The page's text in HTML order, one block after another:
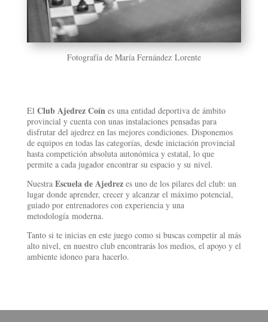
Fotografía de María Fernández Lorente
El Club Ajedrez Coínes una entidad deportiva de ámbito
provincial y cuenta con unas instalaciones pensadas para
disfrutar del ajedrez en las mejores condiciones. Disponemos
de equipos en todas las categorías, desde iniciación provincial
hasta competición absoluta autonómica y estatal, lo que
permite a cada jugador encontrar su espacio y su nivel.
Nuestra Escuela de Ajedrezes uno de los pilares del club: un
lugar donde aprender, crecer y alcanzar el máximo potencial,
guiado por entrenadores con experiencia y una
metodología moderna.
Tanto si te inicias en este juego como si buscas competir al más
alto nivel, en nuestro club encontrarás los medios, el apoyo y el
ambiente idoneo para hacerlo.